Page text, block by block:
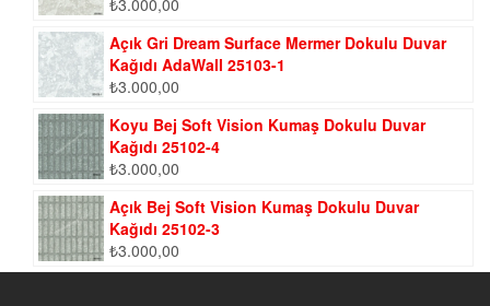
Açık Gri Dream Surface Mermer Dokulu Duvar
Kağıdı AdaWall 25103-1
₺3.000,00
Koyu Bej Soft Vision Kumaş Dokulu Duvar
Kağıdı 25102-4
₺3.000,00
Açık Bej Soft Vision Kumaş Dokulu Duvar
Kağıdı 25102-3
₺3.000,00